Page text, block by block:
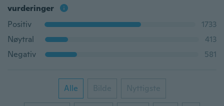
vurderinger
Positiv
1733
Nøytral
413
Negativ
581
Alle Bilde Nyttigste